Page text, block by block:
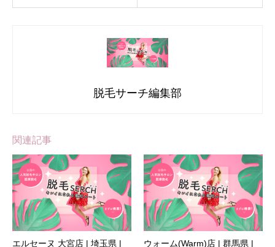
脱毛サーチ編集部
関連記事
エルセーヌ 大宮店 | 埼玉県 |
ウォーム(Warm)店 | 群馬県 |